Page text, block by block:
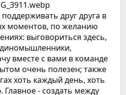
поддерживать друг друга в
моментов, по желанию
выговориться здесь,
вместе с вами в команде
очень полезен; также
хоть каждый день, хоть
Главное - создать между